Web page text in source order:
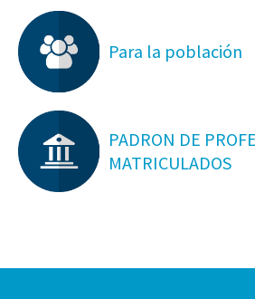
Para la población
PADRON DE
MATRICULADOS